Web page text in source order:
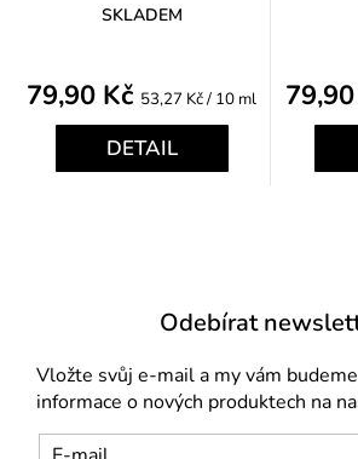
SKLADEM
79,90 Kč Měrná
cena:
53,27 Kč / 10 ml
DETAIL
Odebírat
Vložte svůj e-mail a my vám
informace o nových produktech na